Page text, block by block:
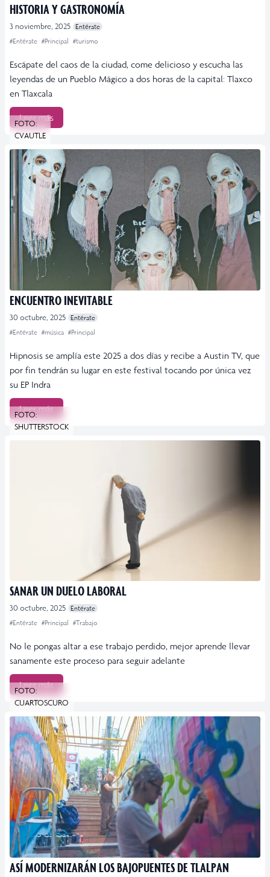
HISTORIA Y GASTRONOMÍA
3 noviembre, 2025 Entérate
#Entérate #Principal #turismo
Escápate del caos de la ciudad, come delicioso y escucha las
leyendas de un Pueblo Mágico a dos horas de la capital: Tlaxco
en Tlaxcala
Leer más
FOTO:
CVAUTLE
ENCUENTRO INEVITABLE
30 octubre, 2025 Entérate
#Entérate #música #Principal
Hipnosis se amplía este 2025 a dos días y recibe a Austin TV, que
por fin tendrán su lugar en este festival tocando por única vez
su EP Indra
Leer más
FOTO:
SHUTTERSTOCK
SANAR UN DUELO LABORAL
30 octubre, 2025 Entérate
#Entérate #Principal #Trabajo
No le pongas altar a ese trabajo perdido, mejor aprende llevar
sanamente este proceso para seguir adelante
Leer más
FOTO:
CUARTOSCURO
ASÍ MODERNIZARÁN LOS BAJOPUENTES DE TLALPAN